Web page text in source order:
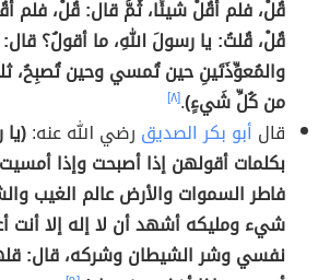
قُلْ، فلم أقُلْ شيئًا، ثُمَّ قال: قُلْ، فلم
قُلْ، قُلتُ: يا رسولَ اللهِ، ما أقولُ؟
والمُعوِّذَتَينِ حين تُمسي وحين تُصبِحُ،
من كُلِّ شَيءٍ).[٨]
قال أبو بكر الصديق رضي الله عنه:
بكلمات أقولهن إذا أصبحت وإذا
فاطر السموات والأرض عالم الغيب
شيء ومليكه أشهد أن لا إله إلا أنت
نفسي وشر الشيطان وشركه، قال: